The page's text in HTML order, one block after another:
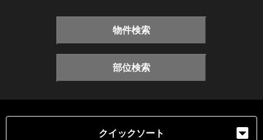
物件検索
部位検索
クイックソート